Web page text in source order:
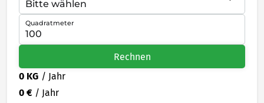
Quadratmeter
Rechnen
0 KG / Jahr
0 € / Jahr